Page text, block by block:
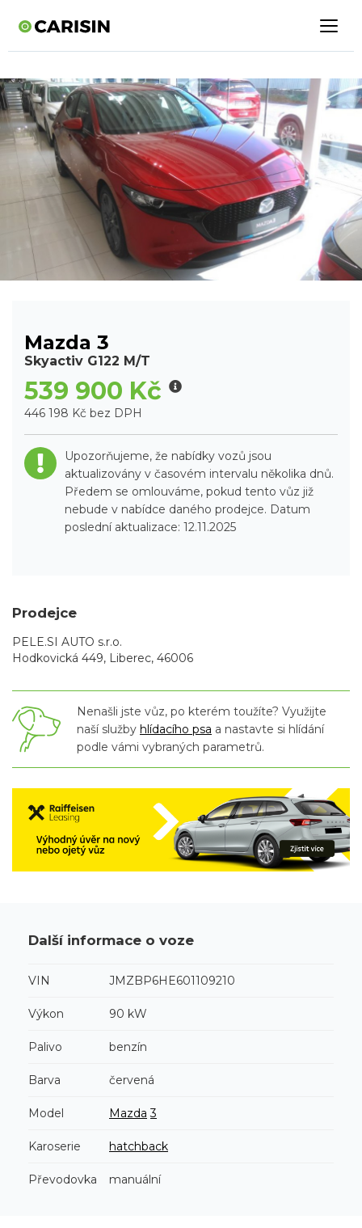
Mazda 3
Skyactiv G122 M/T
539 900 Kč
446 198 Kč bez DPH
Upozorňujeme, že nabídky vozů jsou
aktualizovány v časovém intervalu několika dnů.
Předem se omlouváme, pokud tento vůz již
nebude v nabídce daného prodejce. Datum
poslední aktualizace: 12.11.2025
Prodejce
PELE.SI AUTO s.r.o.
Hodkovická 449, Liberec, 46006
Nenašli jste vůz, po kterém toužíte? Využijte
naší služby hlídacího psa a nastavte si hlídání
podle vámi vybraných parametrů.
Další informace o voze
VIN JMZBP6HE601109210
Výkon 90 kW
Palivo benzín
Barva červená
Model Mazda 3
Karoserie hatchback
Převodovka manuální